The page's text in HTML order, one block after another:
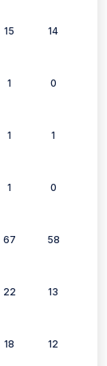
15 14
1 0
1 1
1 0
67 58
22 13
18 12